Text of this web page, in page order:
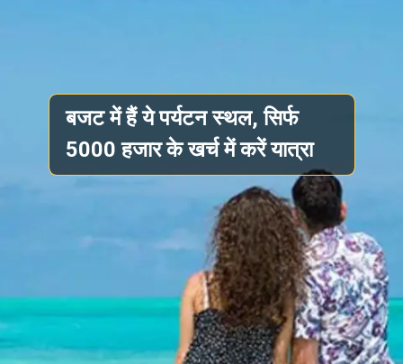
बजट में हैं ये पर्यटन स्थल, सिर्फ
5000 हजार के खर्च में करें यात्रा